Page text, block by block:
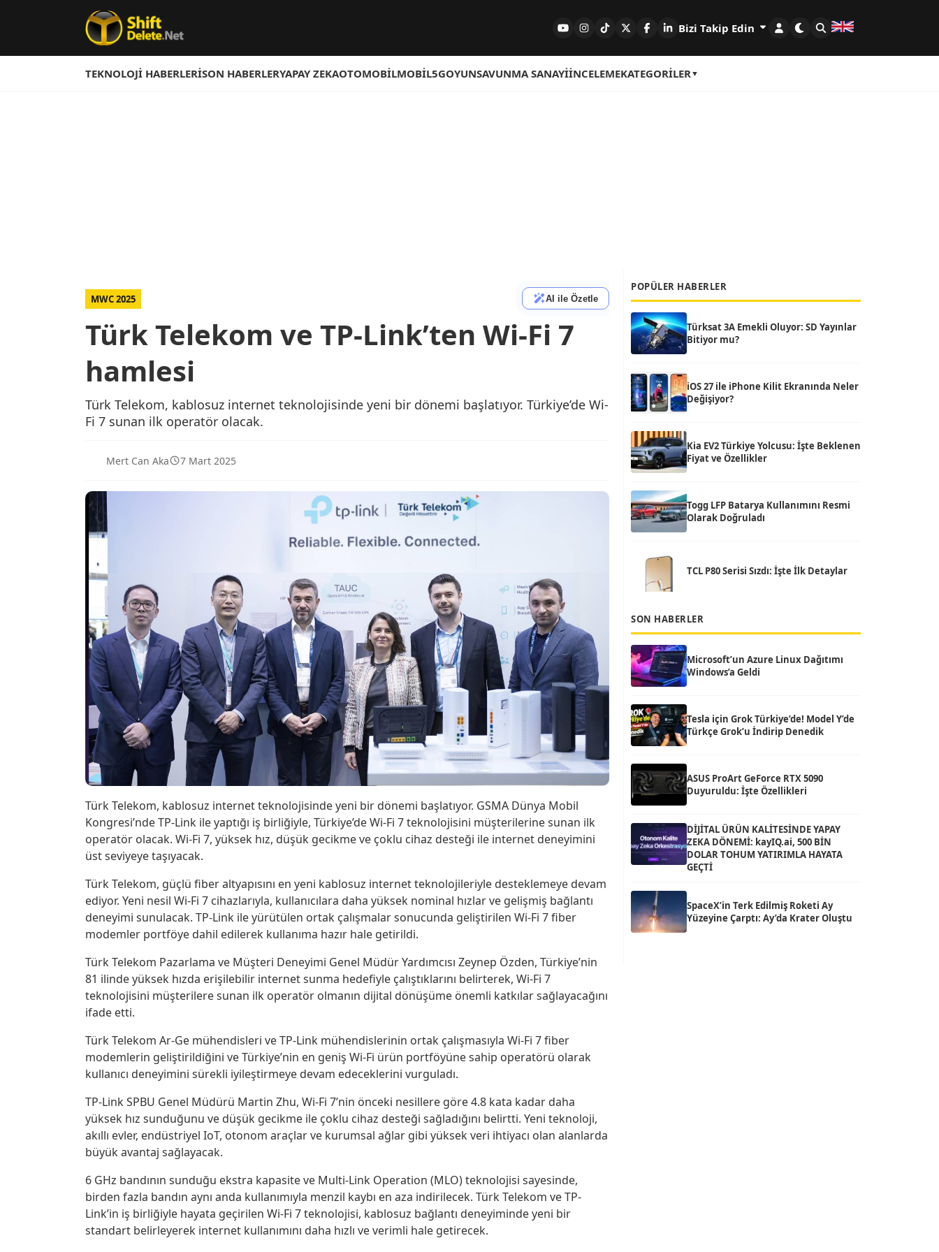
Bizi Takip Edin
TEKNOLOJI HABERLERISON HABERLERYAPAY ZEKAOTOMOBILMOBIL5GOYUNSAVUNMA SANAYIİNCELEMEKATEGORILER
MWC 2025 AI ile Özetle
Türk Telekom ve TP-Link’ten Wi-Fi 7
hamlesi
Türk Telekom, kablosuz internet teknolojisinde yeni bir dönemi başlatıyor. Türkiye’de Wi-
Fi 7 sunan ilk operatör olacak.
Mert Can Aka 7 Mart 2025
Türk Telekom, kablosuz internet teknolojisinde yeni bir dönemi başlatıyor. GSMA Dünya Mobil
Kongresi’nde TP-Link ile yaptığı iş birliğiyle, Türkiye’de Wi-Fi 7 teknolojisini müşterilerine sunan ilk
operatör olacak. Wi-Fi 7, yüksek hız, düşük gecikme ve çoklu cihaz desteği ile internet deneyimini
üst seviyeye taşıyacak.
Türk Telekom, güçlü fiber altyapısını en yeni kablosuz internet teknolojileriyle desteklemeye devam
ediyor. Yeni nesil Wi-Fi 7 cihazlarıyla, kullanıcılara daha yüksek nominal hızlar ve gelişmiş bağlantı
deneyimi sunulacak. TP-Link ile yürütülen ortak çalışmalar sonucunda geliştirilen Wi-Fi 7 fiber
modemler portföye dahil edilerek kullanıma hazır hale getirildi.
Türk Telekom Pazarlama ve Müşteri Deneyimi Genel Müdür Yardımcısı Zeynep Özden, Türkiye’nin
81 ilinde yüksek hızda erişilebilir internet sunma hedefiyle çalıştıklarını belirterek, Wi-Fi 7
teknolojisini müşterilere sunan ilk operatör olmanın dijital dönüşüme önemli katkılar sağlayacağını
ifade etti.
Türk Telekom Ar-Ge mühendisleri ve TP-Link mühendislerinin ortak çalışmasıyla Wi-Fi 7 fiber
modemlerin geliştirildiğini ve Türkiye’nin en geniş Wi-Fi ürün portföyüne sahip operatörü olarak
kullanıcı deneyimini sürekli iyileştirmeye devam edeceklerini vurguladı.
TP-Link SPBU Genel Müdürü Martin Zhu, Wi-Fi 7’nin önceki nesillere göre 4.8 kata kadar daha
yüksek hız sunduğunu ve düşük gecikme ile çoklu cihaz desteği sağladığını belirtti. Yeni teknoloji,
akıllı evler, endüstriyel IoT, otonom araçlar ve kurumsal ağlar gibi yüksek veri ihtiyacı olan alanlarda
büyük avantaj sağlayacak.
6 GHz bandının sunduğu ekstra kapasite ve Multi-Link Operation (MLO) teknolojisi sayesinde,
birden fazla bandın aynı anda kullanımıyla menzil kaybı en aza indirilecek. Türk Telekom ve TP-
Link’in iş birliğiyle hayata geçirilen Wi-Fi 7 teknolojisi, kablosuz bağlantı deneyiminde yeni bir
standart belirleyerek internet kullanımını daha hızlı ve verimli hale getirecek.
POPÜLER HABERLER
Türksat 3A Emekli Oluyor: SD Yayınlar
Bitiyor mu?
iOS 27 ile iPhone Kilit Ekranında Neler
Değişiyor?
Kia EV2 Türkiye Yolcusu: İşte Beklenen
Fiyat ve Özellikler
Togg LFP Batarya Kullanımını Resmi
Olarak Doğruladı
TCL P80 Serisi Sızdı: İşte İlk Detaylar
SON HABERLER
Microsoft’un Azure Linux Dağıtımı
Windows’a Geldi
Tesla için Grok Türkiye’de! Model Y’de
Türkçe Grok’u İndirip Denedik
ASUS ProArt GeForce RTX 5090
Duyuruldu: İşte Özellikleri
DİJİTAL ÜRÜN KALİTESİNDE YAPAY
ZEKA DÖNEMİ: kayIQ.ai, 500 BİN
DOLAR TOHUM YATIRIMLA HAYATA
GEÇTİ
SpaceX’in Terk Edilmiş Roketi Ay
Yüzeyine Çarptı: Ay’da Krater Oluştu